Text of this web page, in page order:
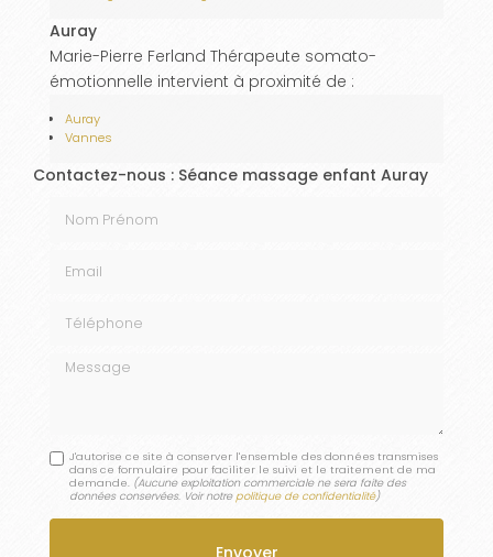
Auray
Marie-Pierre Ferland Thérapeute somato-
émotionnelle intervient à proximité de :
Auray
Vannes
Contactez-nous : Séance massage enfant Auray
Nom Prénom
Téléphone
Message
J'autorise ce site à conserver l'ensemble des données transmises
dans ce formulaire pour faciliter le suivi et le traitement de ma
demande. (Aucune exploitation commerciale ne sera faite des
données conservées. Voir notrepolitique de confidentialité)